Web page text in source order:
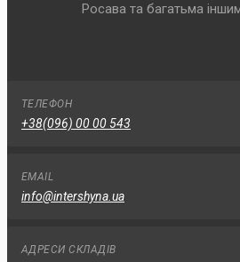
Росава та багатьма
ТЕЛЕФОН
+38(096) 00 00 543
EMAIL
info@intershyna.ua
АДРЕСИ СКЛАДІВ